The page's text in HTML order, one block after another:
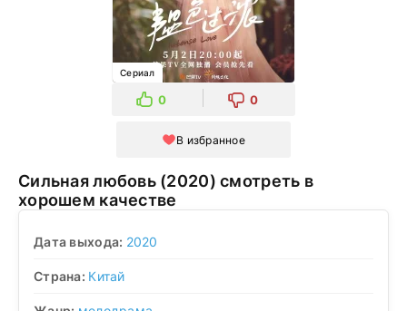
Сериал
0 0
В избранное
Сильная любовь (2020) смотреть в
хорошем качестве
Дата выхода: 2020
Страна: Китай